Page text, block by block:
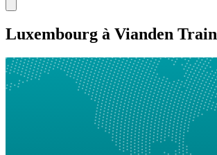
Luxembourg à Vianden Train